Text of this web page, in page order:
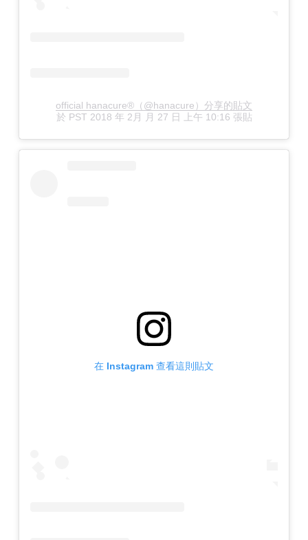
official hanacure®（@hanacure）分享的貼文
於 PST 2018 年 2月 月 27 日 上午 10:16 張貼
在 Instagram 查看這則貼文